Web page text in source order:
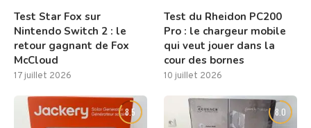
Test Star Fox sur
Nintendo Switch 2 : le
retour gagnant de Fox
McCloud
17 juillet 2026
Test du Rheidon PC200
Pro : le chargeur mobile
qui veut jouer dans la
cour des bornes
10 juillet 2026
8.5 8.0